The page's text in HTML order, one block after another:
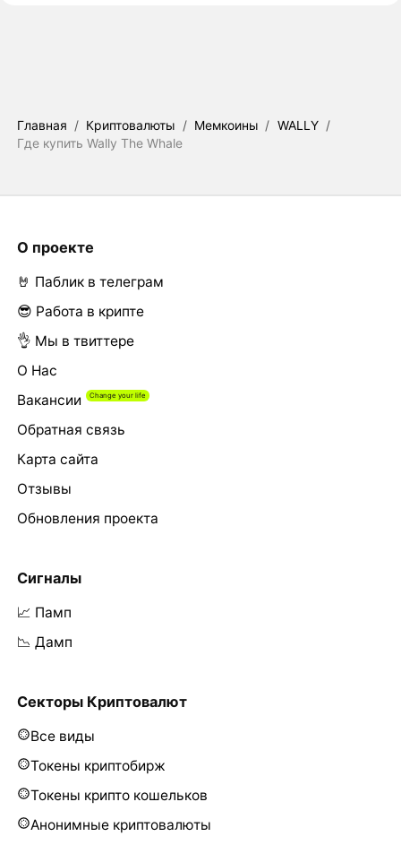
Главная / Криптовалюты / Мемкоины / WALLY /
Где купить Wally The Whale
О проекте
🤘 Паблик в телеграм
😎 Работа в крипте
👌 Мы в твиттере
О Нас
Вакансии
Обратная связь
Карта сайта
Отзывы
Обновления проекта
Сигналы
📈 Памп
📉 Дамп
Секторы Криптовалют
Все виды
Токены криптобирж
Токены крипто кошельков
Анонимные криптовалюты